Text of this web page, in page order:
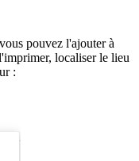
pouvez l'ajouter à
localiser le lieu
: